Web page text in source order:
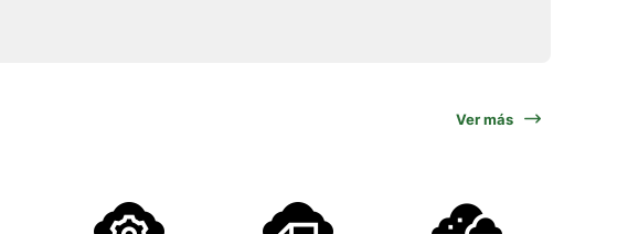
Ver más